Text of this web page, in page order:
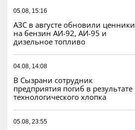
05.08, 15:16
АЗС в августе обновили ценники
на бензин АИ-92, АИ-95 и
дизельное топливо
04.08, 14:08
В Сызрани сотрудник
предприятия погиб в результате
технологического хлопка
05.08, 23:55